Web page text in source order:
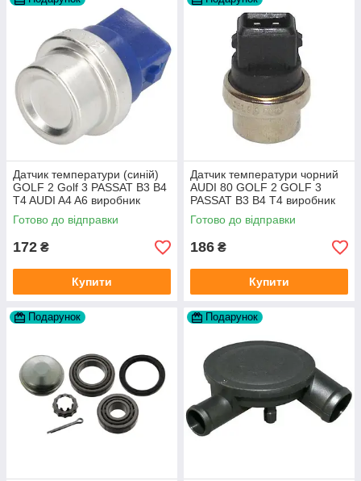
Датчик температури (синій)
GOLF 2 Golf 3 PASSAT B3 B4
T4 AUDI A4 A6 виробник
Topran Німеччина
Готово до відправки
172 ₴
Купити
Датчик температури чорний
AUDI 80 GOLF 2 GOLF 3
PASSAT B3 B4 T4 виробник
TOPRAN Німеччина
Готово до відправки
186 ₴
Купити
Подарунок Подарунок